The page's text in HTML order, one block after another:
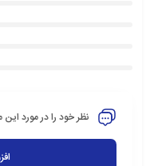
نظر خود را در مورد